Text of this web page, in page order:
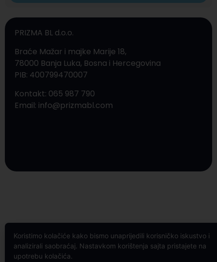
Koristimo kolačiće kako bismo unaprijedili korisničko iskustvo i
analizirali saobraćaj. Nastavkom korištenja sajta pristajete na
upotrebu kolačića.
PRIZMA BL d.o.o.
Braće Mažar i majke Marije 18,
78000 Banja Luka, Bosna i Hercegovina
PIB: 400799470007
Kontakt: 065 987 790
Email: info@prizmabl.com